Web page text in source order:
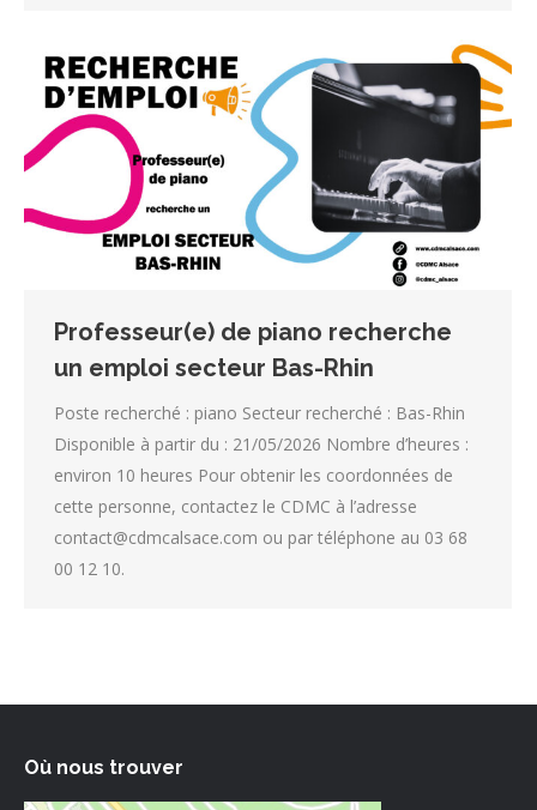
Professeur(e) de piano recherche
un emploi secteur Bas-Rhin
Poste recherché : piano Secteur recherché : Bas-Rhin
Disponible à partir du : 21/05/2026 Nombre d’heures :
environ 10 heures Pour obtenir les coordonnées de
cette personne, contactez le CDMC à l’adresse
contact@cdmcalsace.com ou par téléphone au 03 68
00 12 10.
Où nous trouver